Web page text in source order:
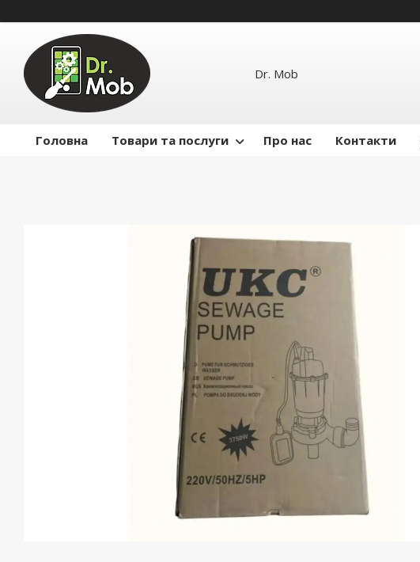
Dr. Mob
Головна Товари та послуги Про нас Контакти